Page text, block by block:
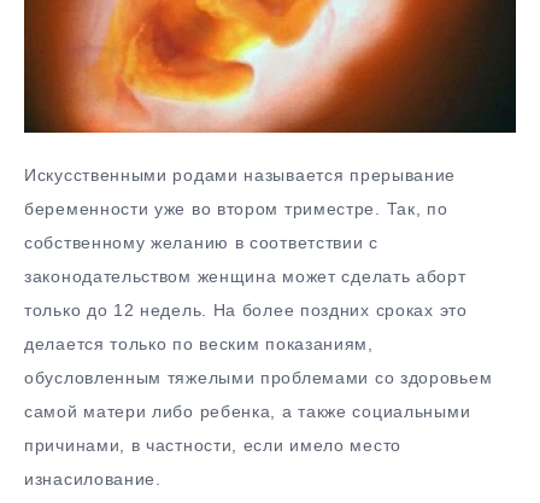
Искусственными родами называется прерывание
беременности уже во втором триместре. Так, по
собственному желанию в соответствии с
законодательством женщина может сделать аборт
только до 12 недель. На более поздних сроках это
делается только по веским показаниям,
обусловленным тяжелыми проблемами со здоровьем
самой матери либо ребенка, а также социальными
причинами, в частности, если имело место
изнасилование.